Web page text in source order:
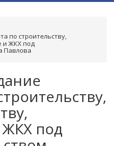
по строительству,
и ЖКХ под
Павлова
ЖКХ под